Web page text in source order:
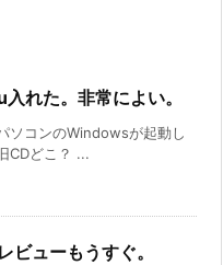
れた。非常によい。
ソコンのWindowsが起動し
CDどこ？ ...
ューもうすぐ。